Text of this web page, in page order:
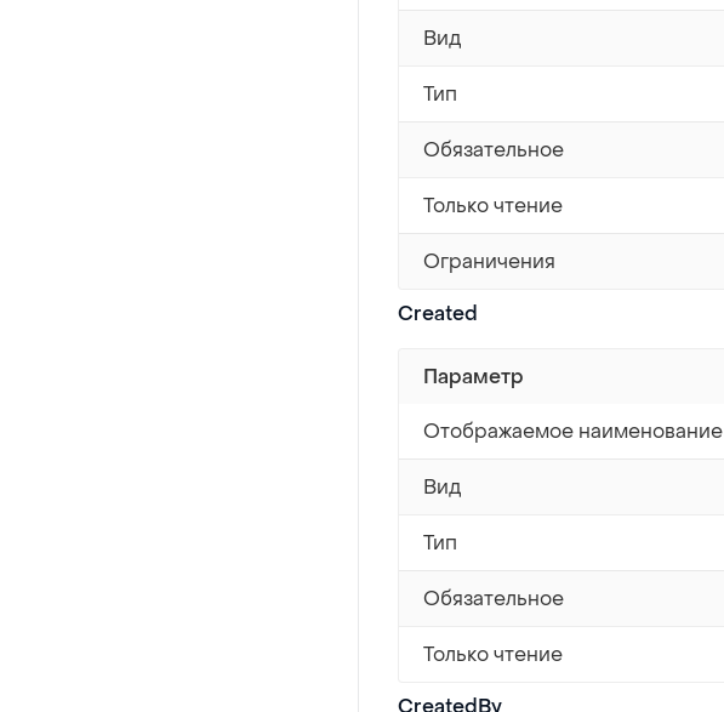
Вид
Тип
Обязательное
Только чтение
Ограничения
Created
Параметр
Отображаемое наименование
Вид
Тип
Обязательное
Только чтение
CreatedBy